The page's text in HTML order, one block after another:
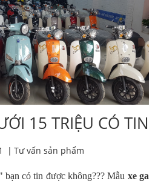
15 TRIỆU CÓ
| Tư vấn sản phẩm
bạn có tin được không??? Mẫu xe ga